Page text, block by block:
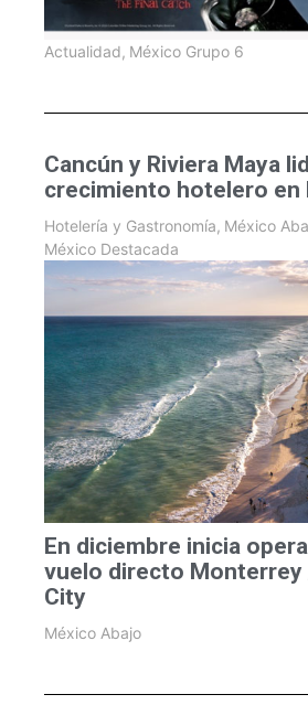
Actualidad, México Grupo 6
Cancún y Riviera Maya
crecimiento hotelero en
Hotelería y Gastronomía, México
México Destacada
En diciembre inicia
vuelo directo Monterrey
City
México Abajo